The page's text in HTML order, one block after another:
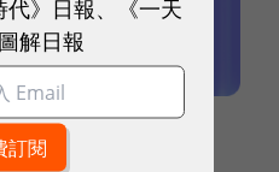
許，不得轉載。
》日報、《一天
解日報